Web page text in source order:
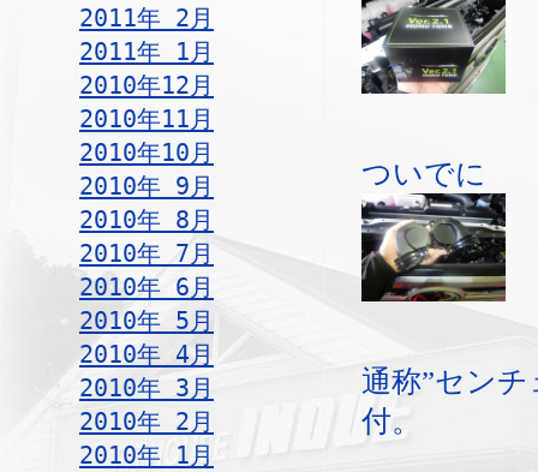
2011年 2月
2011年 1月
2010年12月
2010年11月
2010年10月
2010年 9月
2010年 8月
2010年 7月
2010年 6月
2010年 5月
2010年 4月
2010年 3月
2010年 2月
2010年 1月
ついでに
通称”セン
付。